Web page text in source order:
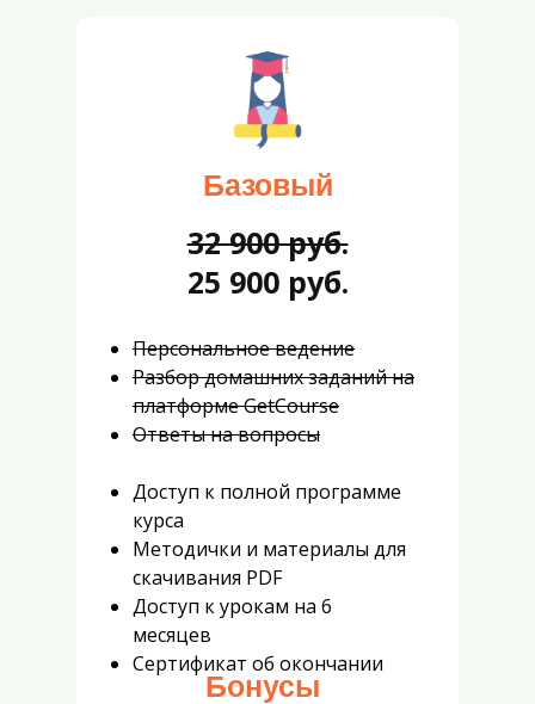
25 900 руб.
Базовый
Персональное ведение
Разбор домашних заданий на
платформе GetCourse
Ответы на вопросы
Доступ к полной программе
курса
Методички и материалы для
скачивания PDF
Доступ к урокам на 6
месяцев
Сертификат об окончании
32 900 руб.
Бонусы